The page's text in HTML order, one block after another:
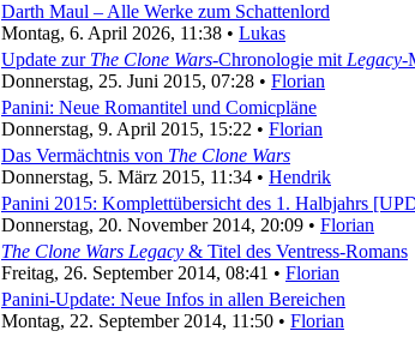
Darth Maul – Alle Werke zum Schattenlord
Montag, 6. April 2026, 11:38 • Lukas
Update zur The Clone Wars-Chronologie mit Legacy-
Donnerstag, 25. Juni 2015, 07:28 • Florian
Panini: Neue Romantitel und Comicpläne
Donnerstag, 9. April 2015, 15:22 • Florian
Das Vermächtnis von The Clone Wars
Donnerstag, 5. März 2015, 11:34 • Hendrik
Panini 2015: Komplettübersicht des 1. Halbjahrs
Donnerstag, 20. November 2014, 20:09 • Florian
The Clone Wars Legacy & Titel des Ventress-Romans
Freitag, 26. September 2014, 08:41 • Florian
Panini-Update: Neue Infos in allen Bereichen
Montag, 22. September 2014, 11:50 • Florian